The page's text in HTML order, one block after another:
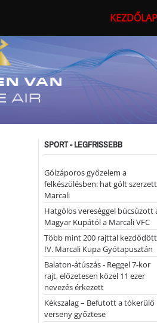
KEZDŐLAP
SPORT - LEGFRISSEBB
Gólzáporos győzelem a
felkészülésben: hat gólt
Marcali
Hatgólos vereséggel búcsúzott
Magyar Kupától a Marcali VFC
Több mint 200 rajttal
IV. Marcali Kupa Gyótapusztán
Balaton-átúszás - Reggel 7-kor
rajt, előzetesen közel 11 ezer
nevezés érkezett
Kékszalag – Befutott a tókerülő
verseny győztese